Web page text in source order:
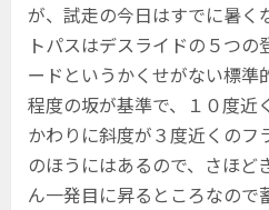
が、試走の今日はすでに暑く
トパスはデスライドの５つ
ードというかくせがない標準
程度の坂が基準で、１０度近
かわりに斜度が３度近くのフ
のほうにはあるので、さほど
ん一発目に昇るところなので